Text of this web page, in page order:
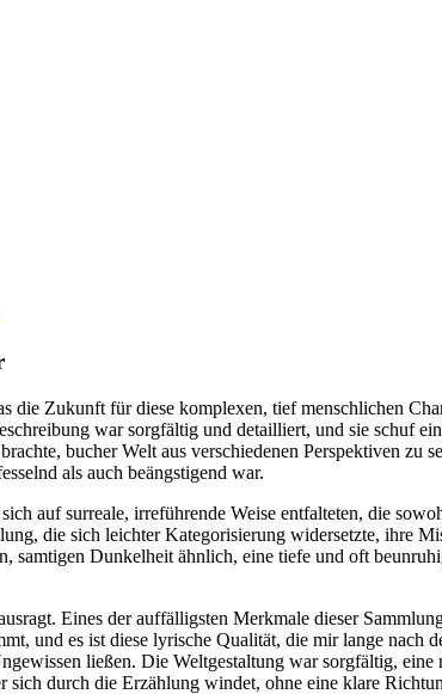
Zukunft für diese komplexen, tief menschlichen
war sorgfältig und detailliert, und sie schuf
bucher Welt aus verschiedenen Perspektiven zu
als auch beängstigend war.
auf surreale, irreführende Weise entfalteten, die
die sich leichter Kategorisierung widersetzte, ihre
samtigen Dunkelheit ähnlich, eine tiefe und oft
Eines der auffälligsten Merkmale dieser
und es ist diese lyrische Qualität, die mir lange
ließen. Die Weltgestaltung war sorgfältig,
durch die Erzählung windet, ohne eine klare